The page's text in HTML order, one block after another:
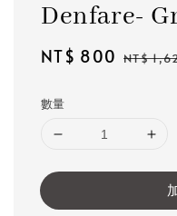
Denfare-
Sale
NT$ 800 NT$
數量